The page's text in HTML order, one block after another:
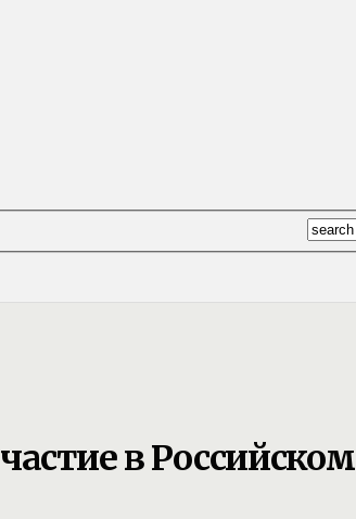
в Российском